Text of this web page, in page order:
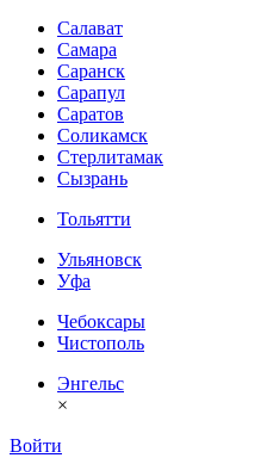
Салават
Самара
Саранск
Сарапул
Саратов
Соликамск
Стерлитамак
Сызрань
Тольятти
Ульяновск
Уфа
Чебоксары
Чистополь
Энгельс
×
Войти